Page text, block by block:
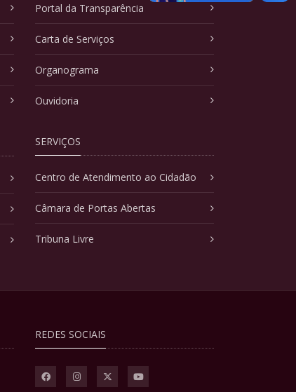
Portal da Transparência
Carta de Serviços
Organograma
Ouvidoria
SERVIÇOS
Centro de Atendimento ao Cidadão
Câmara de Portas Abertas
Tribuna Livre
REDES SOCIAIS